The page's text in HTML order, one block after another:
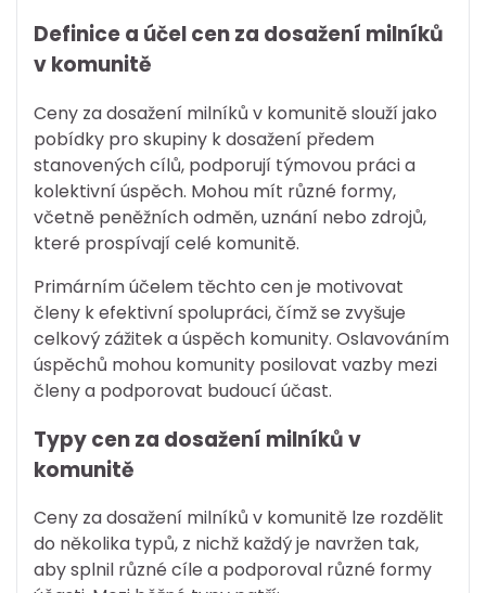
Definice a účel cen za dosažení milníků
v komunitě
Ceny za dosažení milníků v komunitě slouží jako
pobídky pro skupiny k dosažení předem
stanovených cílů, podporují týmovou práci a
kolektivní úspěch. Mohou mít různé formy,
včetně peněžních odměn, uznání nebo zdrojů,
které prospívají celé komunitě.
Primárním účelem těchto cen je motivovat
členy k efektivní spolupráci, čímž se zvyšuje
celkový zážitek a úspěch komunity. Oslavováním
úspěchů mohou komunity posilovat vazby mezi
členy a podporovat budoucí účast.
Typy cen za dosažení milníků v
komunitě
Ceny za dosažení milníků v komunitě lze rozdělit
do několika typů, z nichž každý je navržen tak,
aby splnil různé cíle a podporoval různé formy